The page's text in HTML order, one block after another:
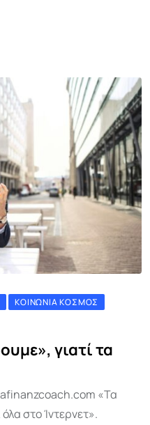
ΚΟΙΝΩΝΊΑ ΚΌΣΜΟΣ
γιατί τα
«Τα
στο Ίντερνετ».